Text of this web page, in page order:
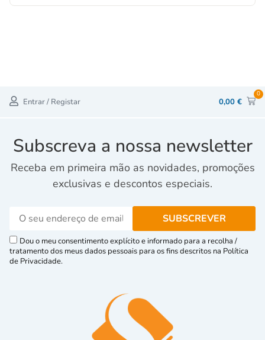
Entrar / Registar 0,00 €
0
Subscreva a nossa newsletter
Receba em primeira mão as novidades, promoções
exclusivas e descontos especiais.
Dou o meu consentimento explícito e informado para a recolha /
tratamento dos meus dados pessoais para os fins descritos na Política
de Privacidade.